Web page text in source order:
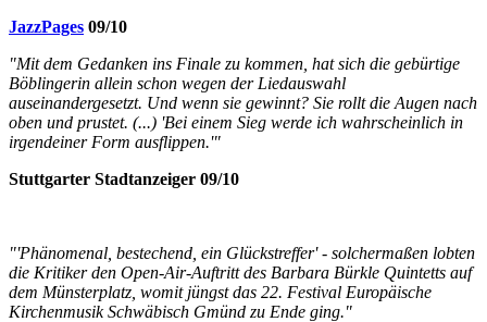
JazzPages 09/10
"Mit dem Gedanken ins Finale zu kommen, hat sich die gebürtige
Böblingerin allein schon wegen der Liedauswahl
auseinandergesetzt. Und wenn sie gewinnt? Sie rollt die Augen nach
oben und prustet. (...) 'Bei einem Sieg werde ich wahrscheinlich in
irgendeiner Form ausflippen.'"
Stuttgarter Stadtanzeiger 09/10
"'Phänomenal, bestechend, ein Glückstreffer' - solchermaßen lobten
die Kritiker den Open-Air-Auftritt des Barbara Bürkle Quintetts auf
dem Münsterplatz, womit jüngst das 22. Festival Europäische
Kirchenmusik Schwäbisch Gmünd zu Ende ging."